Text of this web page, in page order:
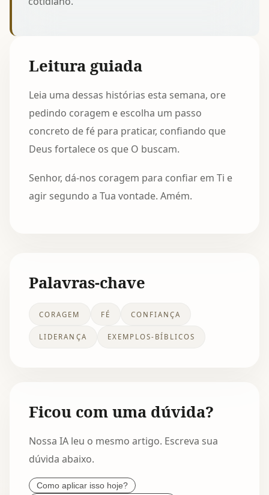
Leitura guiada
Leia uma dessas histórias esta semana, ore
pedindo coragem e escolha um passo
concreto de fé para praticar, confiando que
Deus fortalece os que O buscam.
Senhor, dá-nos coragem para confiar em Ti e
agir segundo a Tua vontade. Amém.
Palavras-chave
CORAGEM FÉ CONFIANÇA
LIDERANÇA EXEMPLOS-BÍBLICOS
Ficou com uma dúvida?
Nossa IA leu o mesmo artigo. Escreva sua
dúvida abaixo.
Como aplicar isso hoje?